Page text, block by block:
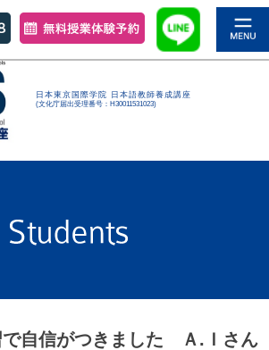
日本東京国際学院 日本語教師養成講座
(文化庁届出受理番号：H30011531023)
で自信がつきました Ａ.Ｉさん